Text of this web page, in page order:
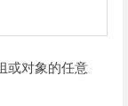
或对象的任意